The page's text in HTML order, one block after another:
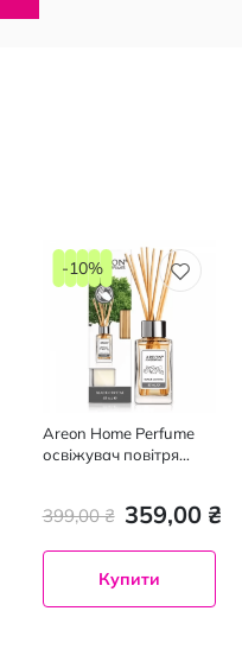
Areon Home Perfume
освіжувач повітря
359,00 ₴
399,00 ₴
-10%
Купити